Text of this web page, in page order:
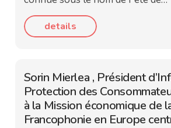
details
Sorin Mierlea , Président
Protection des
à la Mission économique de
Francophonie en Europe